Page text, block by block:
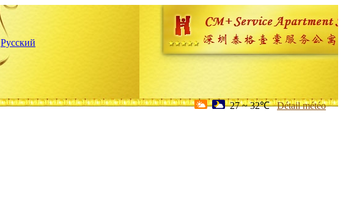
Русский
27 ~ 32℃ Détail météo